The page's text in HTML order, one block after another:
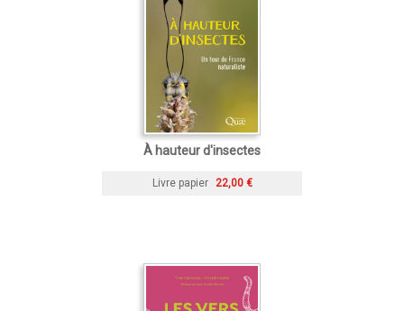
À hauteur d'insectes
Livre papier 22,00 €